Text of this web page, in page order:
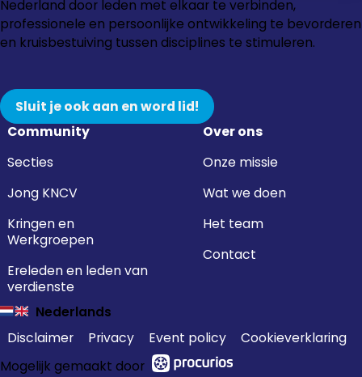
naar
Instagram
naar
Facebook
naar
LinkedIn
naar
YouTube
Community
Secties
Jong KNCV
Kringen en
Werkgroepen
Ereleden en leden van
verdienste
Over ons
Onze missie
Wat we doen
Het team
Contact
Nederland door leden met elkaar te verbinden,
professionele en persoonlijke ontwikkeling te bevorderen
en kruisbestuiving tussen disciplines te stimuleren.
Sluit je ook aan en word lid!
Nederlands
Disclaimer
Privacy Event policy
Cookieverklaring
Mogelijk gemaakt door